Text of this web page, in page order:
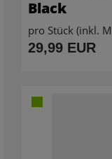
Black
pro Stück (inkl.
29,99 EUR